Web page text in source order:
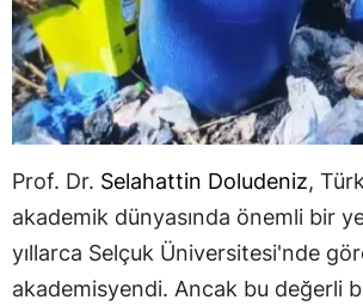
Prof. Dr. Selahattin Doludeniz,
akademik dünyasında önemli bir
yıllarca Selçuk Üniversitesi'nde
akademisyendi. Ancak bu değerli